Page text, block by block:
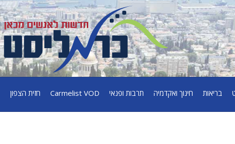
בריאות חינוך ואקדמיה תרבות ופנאי Carmelist VOD חזית הצפון